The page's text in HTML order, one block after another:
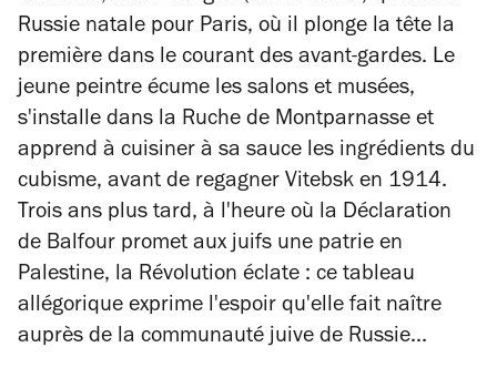
Russie natale pour Paris, où il plonge la tête la
première dans le courant des avant-gardes. Le
jeune peintre écume les salons et musées,
s'installe dans la Ruche de Montparnasse et
apprend à cuisiner à sa sauce les ingrédients du
cubisme, avant de regagner Vitebsk en 1914.
Trois ans plus tard, à l'heure où la Déclaration
de Balfour promet aux juifs une patrie en
Palestine, la Révolution éclate : ce tableau
allégorique exprime l'espoir qu'elle fait naître
auprès de la communauté juive de Russie...